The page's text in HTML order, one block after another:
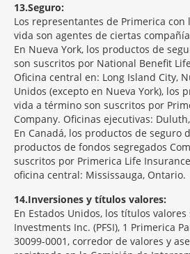
13 Seguro:
Los representantes de Primerica con
vida son agentes de ciertas
En Nueva York, los productos de
son suscritos por National Benefit
Oficina central en: Long Island City,
Unidos (excepto en Nueva York), los
vida a término son suscritos por
Company. Oficinas ejecutivas:
En Canadá, los productos de seguro
productos de fondos segregados
suscritos por Primerica Life
oficina central: Mississauga, Ontario.
14 Inversiones y títulos valores:
En Estados Unidos, los títulos valores
Investments Inc. (PFSI), 1 Primerica
30099-0001, corredor de valores y